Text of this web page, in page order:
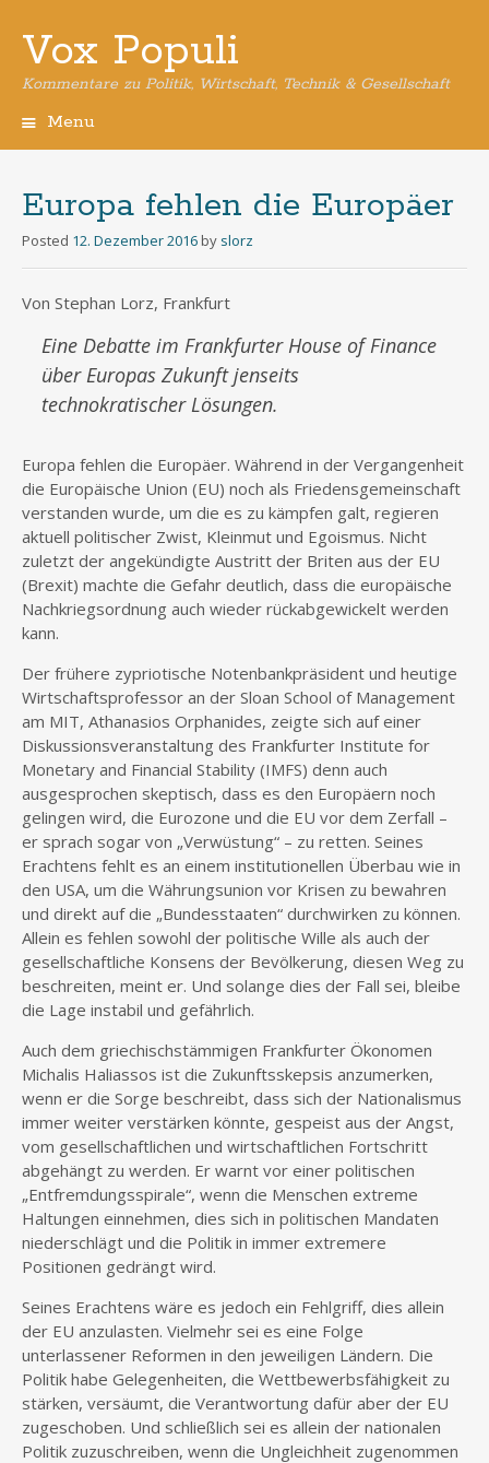
Vox Populi
Kommentare zu Politik, Wirtschaft, Technik & Gesellschaft
Menu
Europa fehlen die Europäer
Posted 12. Dezember 2016 by slorz
Von Stephan Lorz, Frankfurt
Eine Debatte im Frankfurter House of Finance
über Europas Zukunft jenseits
technokratischer Lösungen.
Europa fehlen die Europäer. Während in der Vergangenheit
die Europäische Union (EU) noch als Friedensgemeinschaft
verstanden wurde, um die es zu kämpfen galt, regieren
aktuell politischer Zwist, Kleinmut und Egoismus. Nicht
zuletzt der angekündigte Austritt der Briten aus der EU
(Brexit) machte die Gefahr deutlich, dass die europäische
Nachkriegsordnung auch wieder rückabgewickelt werden
kann.
Der frühere zypriotische Notenbankpräsident und heutige
Wirtschaftsprofessor an der Sloan School of Management
am MIT, Athanasios Orphanides, zeigte sich auf einer
Diskussionsveranstaltung des Frankfurter Institute for
Monetary and Financial Stability (IMFS) denn auch
ausgesprochen skeptisch, dass es den Europäern noch
gelingen wird, die Eurozone und die EU vor dem Zerfall –
er sprach sogar von „Verwüstung“ – zu retten. Seines
Erachtens fehlt es an einem institutionellen Überbau wie in
den USA, um die Währungsunion vor Krisen zu bewahren
und direkt auf die „Bundesstaaten“ durchwirken zu können.
Allein es fehlen sowohl der politische Wille als auch der
gesellschaftliche Konsens der Bevölkerung, diesen Weg zu
beschreiten, meint er. Und solange dies der Fall sei, bleibe
die Lage instabil und gefährlich.
Auch dem griechischstämmigen Frankfurter Ökonomen
Michalis Haliassos ist die Zukunftsskepsis anzumerken,
wenn er die Sorge beschreibt, dass sich der Nationalismus
immer weiter verstärken könnte, gespeist aus der Angst,
vom gesellschaftlichen und wirtschaftlichen Fortschritt
abgehängt zu werden. Er warnt vor einer politischen
„Entfremdungsspirale“, wenn die Menschen extreme
Haltungen einnehmen, dies sich in politischen Mandaten
niederschlägt und die Politik in immer extremere
Positionen gedrängt wird.
Seines Erachtens wäre es jedoch ein Fehlgriff, dies allein
der EU anzulasten. Vielmehr sei es eine Folge
unterlassener Reformen in den jeweiligen Ländern. Die
Politik habe Gelegenheiten, die Wettbewerbsfähigkeit zu
stärken, versäumt, die Verantwortung dafür aber der EU
zugeschoben. Und schließlich sei es allein der nationalen
Politik zuzuschreiben, wenn die Ungleichheit zugenommen